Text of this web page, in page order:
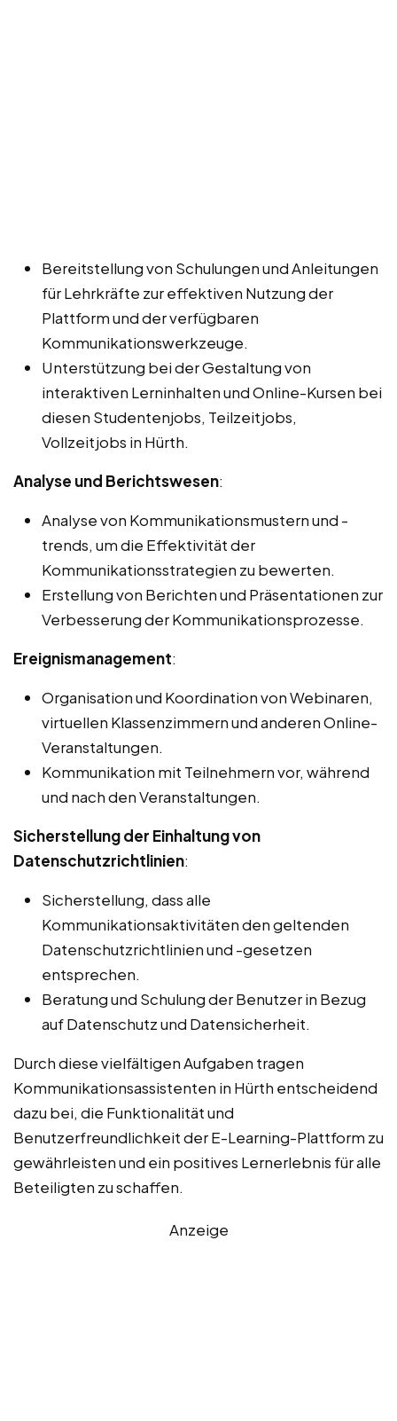
Bereitstellung von Schulungen und Anleitungen
für Lehrkräfte zur effektiven Nutzung der
Plattform und der verfügbaren
Kommunikationswerkzeuge.
Unterstützung bei der Gestaltung von
interaktiven Lerninhalten und Online-Kursen bei
diesen Studentenjobs, Teilzeitjobs,
Vollzeitjobs in Hürth.
Analyse und Berichtswesen:
Analyse von Kommunikationsmustern und -
trends, um die Effektivität der
Kommunikationsstrategien zu bewerten.
Erstellung von Berichten und Präsentationen zur
Verbesserung der Kommunikationsprozesse.
Ereignismanagement:
Organisation und Koordination von Webinaren,
virtuellen Klassenzimmern und anderen Online-
Veranstaltungen.
Kommunikation mit Teilnehmern vor, während
und nach den Veranstaltungen.
Sicherstellung der Einhaltung von
Datenschutzrichtlinien:
Sicherstellung, dass alle
Kommunikationsaktivitäten den geltenden
Datenschutzrichtlinien und -gesetzen
entsprechen.
Beratung und Schulung der Benutzer in Bezug
auf Datenschutz und Datensicherheit.
Durch diese vielfältigen Aufgaben tragen
Kommunikationsassistenten in Hürth entscheidend
dazu bei, die Funktionalität und
Benutzerfreundlichkeit der E-Learning-Plattform zu
gewährleisten und ein positives Lernerlebnis für alle
Beteiligten zu schaffen.
Anzeige